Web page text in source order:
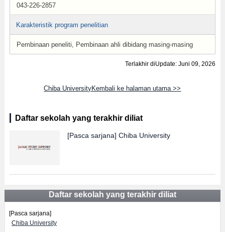
043-226-2857
Karakteristik program penelitian
Pembinaan peneliti, Pembinaan ahli dibidang masing-masing
Terlakhir diUpdate: Juni 09, 2026
Chiba UniversityKembali ke halaman utama >>
Daftar sekolah yang terakhir diliat
[Pasca sarjana] Chiba University
Daftar sekolah yang terakhir diliat
[Pasca sarjana]
Chiba University